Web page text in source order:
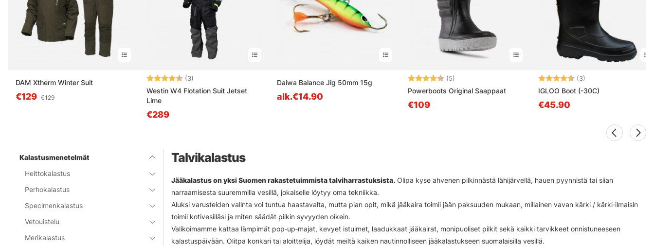
DAM Xtherm Winter Suit
€129 €129
Arvio: (3)
Westin W4 Flotation Suit Jetset
Lime
€289
Daiwa Balance Jig 50mm 15g
alk.€14.90
Arvio: (5)
Powerboots Original Saappaat
€109
Arvio: (3)
IGLOO Boot (-30C)
€45.90
Kalastusmenetelmät
Heittokalastus
Perhokalastus
Specimenkalastus
Vetouistelu
Merikalastus
Talvikalastus
Jääkalastus on yksi Suomen rakastetuimmista talviharrastuksista. Olipa kyse ahvenen pilkinnästä lähijärvellä, hauen pyynnistä tai siian
narraamisesta suuremmilla vesillä, jokaiselle löytyy oma tekniikka.
Aluksi varusteiden valinta voi tuntua haastavalta, mutta pian opit, mikä jääkaira toimii jään paksuuden mukaan, millainen vavan kärki / kärki‑ilmaisin
toimii kotivesilläsi ja miten säädät pilkin syvyyden oikein.
Valikoimamme kattaa lämpimät pop‑up‑majat, kevyet istuimet, laadukkaat jääkairat, monipuoliset pilkit sekä kaikki tarvikkeet onnistuneeseen
kalastuspäivään. Olitpa konkari tai aloittelija, löydät meiltä kaiken nautinnolliseen jääkalastukseen suomalaisilla vesillä.